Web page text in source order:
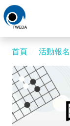
首頁 活動報名